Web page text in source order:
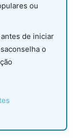
ou
de iniciar
o